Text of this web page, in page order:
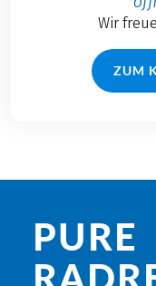
Wir
ZUM
PURE